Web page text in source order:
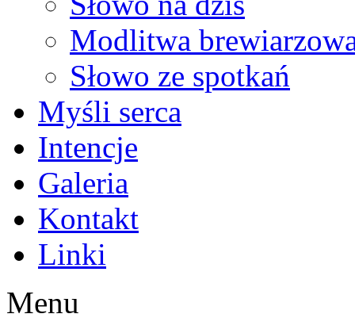
Modlitwa
Słowo ze spotkań
Myśli serca
Intencje
Galeria
Kontakt
Linki
Menu